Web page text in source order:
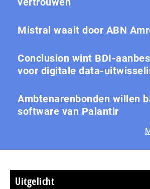
Mistral waait door ABN
Conclusion wint BDI-
voor digitale data-
Ambtenarenbonden willen
software van Palantir
Uitgelicht